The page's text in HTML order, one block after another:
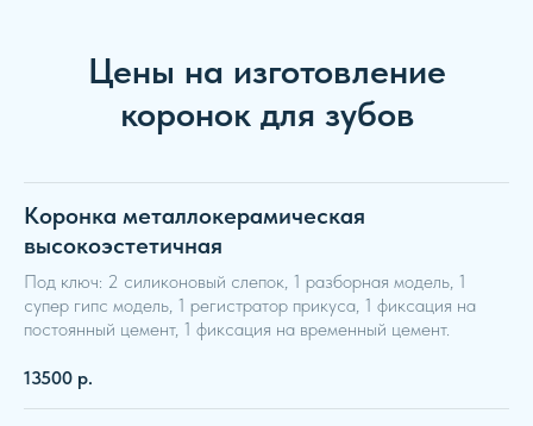
Цены на изготовление
коронок для зубов
Коронка металлокерамическая
высокоэстетичная
Под ключ: 2 силиконовый слепок, 1 разборная модель, 1
супер гипс модель, 1 регистратор прикуса, 1 фиксация на
постоянный цемент, 1 фиксация на временный цемент.
13500 р.